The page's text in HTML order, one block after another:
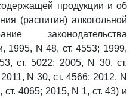
продукции и об
(распития) алкогольной
законодательства
1995, N 48, ст. 4553; 1999,
ст. 5022; 2005, N 30, ст.
N 30, ст. 4566; 2012, N
ст. 4065; 2015, N 1, ст. 43) и